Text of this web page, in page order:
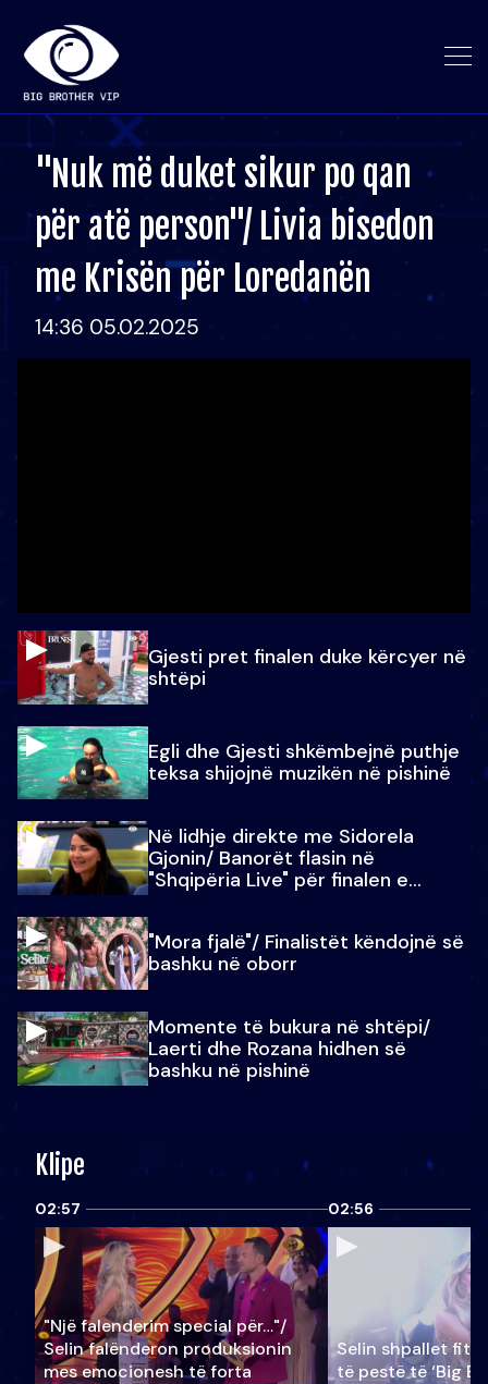
"Nuk më duket sikur po qan
për atë person"/ Livia bisedon
me Krisën për Loredanën
14:36 05.02.2025
Gjesti pret finalen duke kërcyer në
shtëpi
Egli dhe Gjesti shkëmbejnë puthje
teksa shijojnë muzikën në pishinë
Në lidhje direkte me Sidorela
Gjonin/ Banorët flasin në
"Shqipëria Live" për finalen e
"Mora fjalë"/ Finalistët këndojnë së
bashku në oborr
Momente të bukura në shtëpi/
Laerti dhe Rozana hidhen së
bashku në pishinë
Klipe
02:57
"Një falenderim special për…"/
Selin falënderon produksionin
mes emocionesh të forta
02:56
Selin shpallet
të pestë të ‘Big